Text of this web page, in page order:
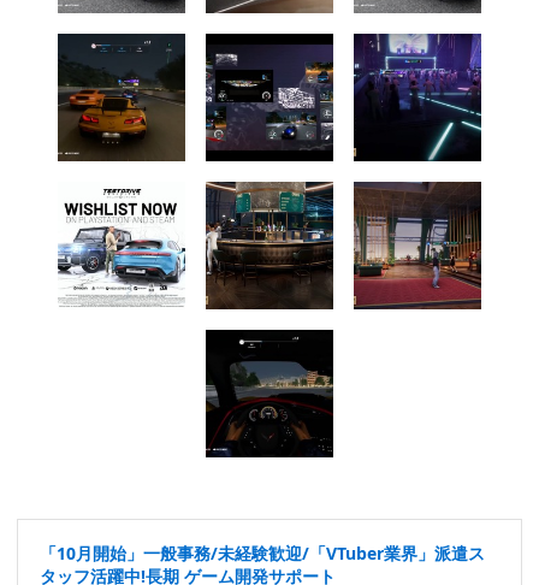
「10月開始」一般事務/未経験歓迎/「VTuber業界」派遣ス
タッフ活躍中!長期 ゲーム開発サポート